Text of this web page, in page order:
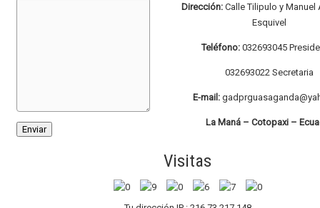
Dirección: Calle Tilipulo y Manuel
Esquivel
Teléfono: 032693045
032693022 Secretaria
E-mail:
La Maná – Cotopaxi –
Visitas